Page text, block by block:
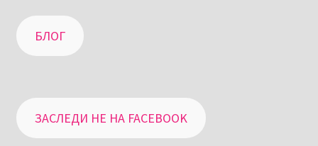
БЛОГ
ЗАСЛЕДИ НЕ НА FACEBOOK